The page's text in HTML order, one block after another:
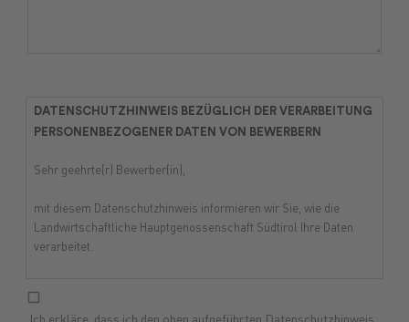
DATENSCHUTZHINWEIS BEZÜGLICH DER VERARBEITUNG
PERSONENBEZOGENER DATEN VON BEWERBERN
Sehr geehrte(r) Bewerber(in),
mit diesem Datenschutzhinweis informieren wir Sie, wie die
Landwirtschaftliche Hauptgenossenschaft Südtirol Ihre Daten
verarbeitet.